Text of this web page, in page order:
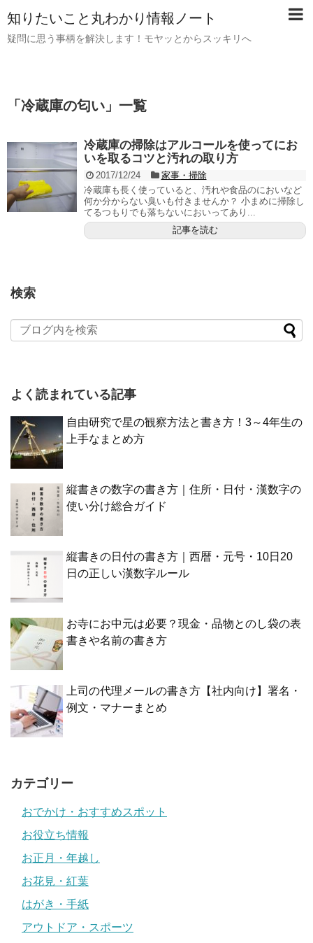
知りたいこと丸わかり情報ノート
疑問に思う事柄を解決します！モヤッとからスッキリへ
「 冷蔵庫の匂い 」 一覧
冷蔵庫の掃除はアルコールを使ってにお
いを取るコツと汚れの取り方
2017/12/24
家事・掃除
冷蔵庫も長く使っていると、汚れや食品のにおいなど
何か分からない臭いも付きませんか？ 小まめに掃除し
てるつもりでも落ちないにおいってあり...
記事を読む
検索
よく読まれている記事
自由研究で星の観察方法と書き方！3～4年生の
上手なまとめ方
縦書きの数字の書き方｜住所・日付・漢数字の
使い分け総合ガイド
縦書きの日付の書き方｜西暦・元号・10日20
日の正しい漢数字ルール
お寺にお中元は必要？現金・品物とのし袋の表
書きや名前の書き方
上司の代理メールの書き方【社内向け】署名・
例文・マナーまとめ
カテゴリー
おでかけ・おすすめスポット
お役立ち情報
お正月・年越し
お花見・紅葉
はがき・手紙
アウトドア・スポーツ